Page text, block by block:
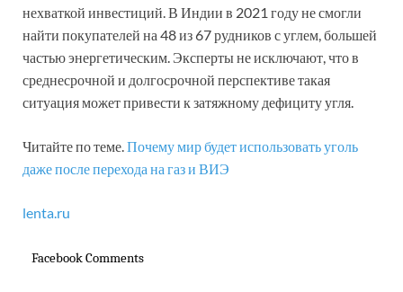
нехваткой инвестиций. В Индии в 2021 году не смогли
найти покупателей на 48 из 67 рудников с углем, большей
частью энергетическим. Эксперты не исключают, что в
среднесрочной и долгосрочной перспективе такая
ситуация может привести к затяжному дефициту угля.
Читайте по теме.Почему мир будет использовать уголь
даже после перехода на газ и ВИЭ
lenta.ru
Facebook Comments